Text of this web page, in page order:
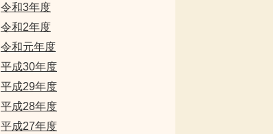
令和3年度
令和2年度
令和元年度
平成30年度
平成29年度
平成28年度
平成27年度